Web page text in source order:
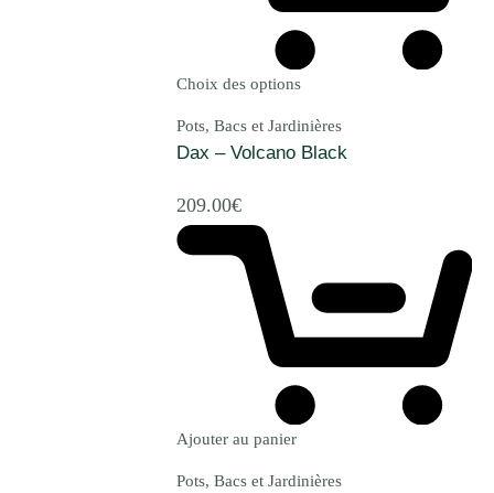
Choix des options
Pots, Bacs et Jardinières
Dax – Volcano Black
209.00€
Ajouter au panier
Pots, Bacs et Jardinières